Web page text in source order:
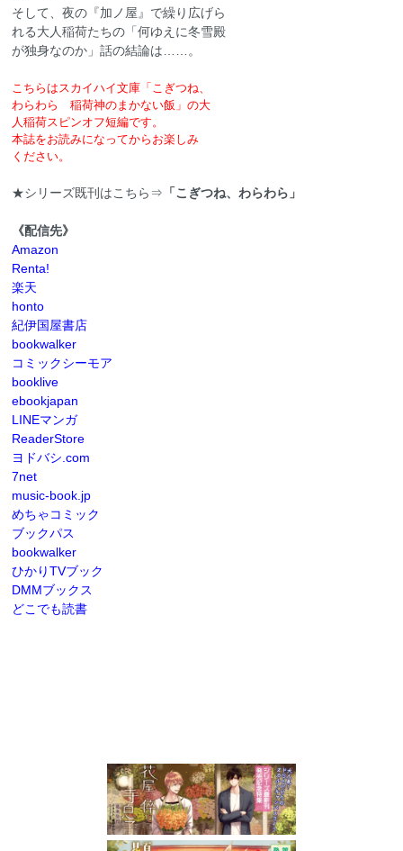
そして、夜の『加ノ屋』で繰り広げら
れる大人稲荷たちの「何ゆえに冬雪殿
が独身なのか」話の結論は……。
こちらはスカイハイ文庫「こぎつね、
わらわら 稲荷神のまかない飯」の大
人稲荷スピンオフ短編です。
本誌をお読みになってからお楽しみ
ください。
★シリーズ既刊はこちら⇒ 「こぎつね、わらわら」
《配信先》
Amazon
Renta!
楽天
honto
紀伊国屋書店
bookwalker
コミックシーモア
booklive
ebookjapan
LINEマンガ
ReaderStore
ヨドバシ.com
7net
music-book.jp
めちゃコミック
ブックパス
bookwalker
ひかりTVブック
DMMブックス
どこでも読書